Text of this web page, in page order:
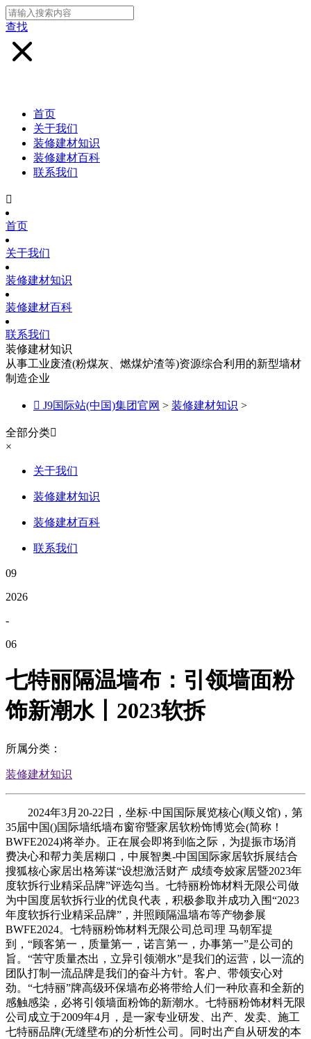
查找
首页
关于我们
装修建材知识
装修建材百科
联系我们

首页
关于我们
装修建材知识
装修建材百科
联系我们
装修建材知识
从事工业废渣(粉煤灰、燃煤炉渣等)资源综合利用的新型墙材
制造企业
 J9国际站(中国)集团官网 > 装修建材知识 >
全部分类
×
关于我们
装修建材知识
装修建材百科
联系我们
09
2026
-
06
七特丽隔温墙布：引领墙面粉
饰新潮水丨2023软拆
所属分类：
装修建材知识
2024年3月20-22日，坐标·中国国际展览核心(顺义馆)，第
35届中国()国际墙纸墙布窗帘暨家居软粉饰博览会(简称！
BWFE2024)将举办。正在展会即将到临之际，为提振市场消
费决心和帮力美居糊口，中展智奥-中国国际家居软拆展结合
搜狐核心家居出格筹谋“设想激活财产 成绩夸姣家居暨2023年
度软拆行业精采品牌”评选勾当。七特丽粉饰材料无限公司做
为中国度居软拆行业的优良代表，积极参取并成功入围“2023
年度软拆行业精采品牌”，并照顾隔温墙布等产物参展
BWFE2024。七特丽粉饰材料无限公司总司理 马朝军提
到，“顾客第一，质量第一，诺言第一，办事第一”是公司的
旨。“苦守质量杰出，立异引领潮水”是我们的运营，以一流的
团队打制一流品牌是我们的奋斗方针。客户、带领安心对
劲。“七特丽”牌高级环保墙布必将带给人们一种欣喜和全新的
感触感染，必将引领墙面粉饰的新潮水。七特丽粉饰材料无限
公司成立于2009年4月，是一家专业研发、出产、发卖、施工
七特丽品牌(无缝壁布)的分析性公司。同时出产自从研发的本